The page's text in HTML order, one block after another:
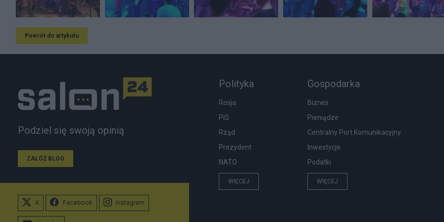
Powrót do artykułu
Podziel się swoją opinią
ZAŁÓŻ BLOG
Polityka
Rosja
PiS
Rząd
Prezydent
NATO
WIĘCEJ
Gospodarka
Biznes
Pieniądze
Centralny Port Komunikacyjny
Inwestycje
Podatki
WIĘCEJ
X Facebook Instagram